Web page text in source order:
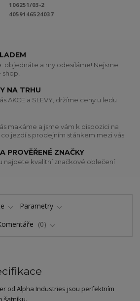
106251/03-2
4059146524037
objednáte a my odesíláme! Nejsme
shop!
NA TRHU
AKCE a SLEVY, držíme ceny u ledu
makáme a jsme vám k dispozici na
jezdí s prodejním stánkem mezi vás
PROVĚŘENÉ ZNAČKY
najdete kvalitní značkové oblečení
Parametry
0
od Alpha Industries jsou perfektním
šatníku.